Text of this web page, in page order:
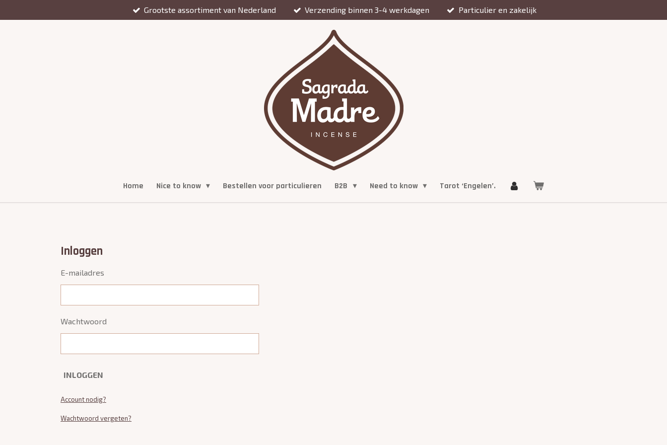
direct
Grootste assortiment van Nederland Verzending binnen 3-4 werkdagen Particulier en zakelijk
Home Nice to know Bestellen voor particulieren B2B Need to know Tarot ‘Engelen’.
Inloggen
E-mailadres
Wachtwoord
INLOGGEN
Account nodig?
Wachtwoord vergeten?